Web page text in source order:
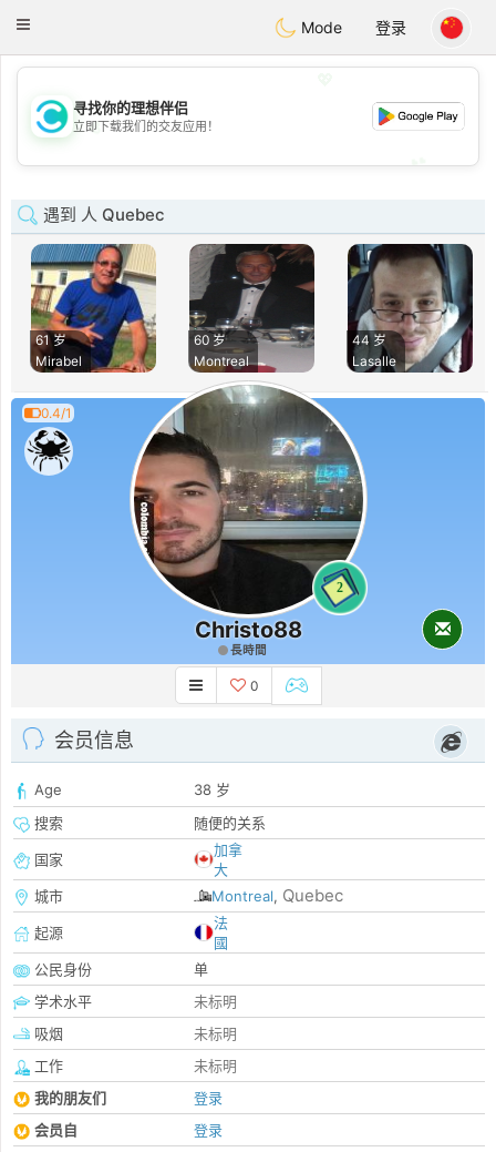
Citas
Toggle
Mode 登录
💖
💕
寻找你的理想伴侣
立即下载我们的交友应用！
遇到 人 Quebec
61 岁
Mirabel
60 岁
Montreal
44 岁
Lasalle
0.4/1
2
Christo88
長時間
0
会员信息
Age
38 岁
搜索
随便的关系
国家
加拿
大
城市
Montreal, Quebec
起源
法
國
公民身份
单
学术水平
未标明
吸烟
未标明
工作
未标明
我的朋友们
登录
会员自
登录